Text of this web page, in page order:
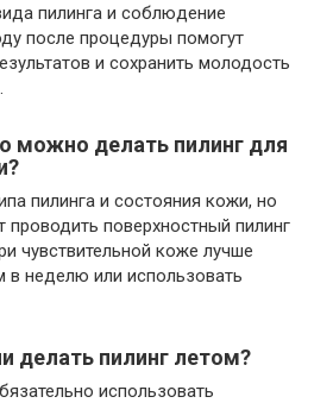
пилинга и соблюдение
после процедуры помогут
и сохранить молодость
можно делать пилинг для
пилинга и состояния кожи, но
поверхностный пилинг
чувствительной коже лучше
в неделю или использовать
делать пилинг летом?
использовать